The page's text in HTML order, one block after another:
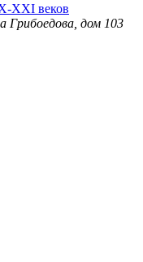
ХХI веков
Грибоедова, дом 103